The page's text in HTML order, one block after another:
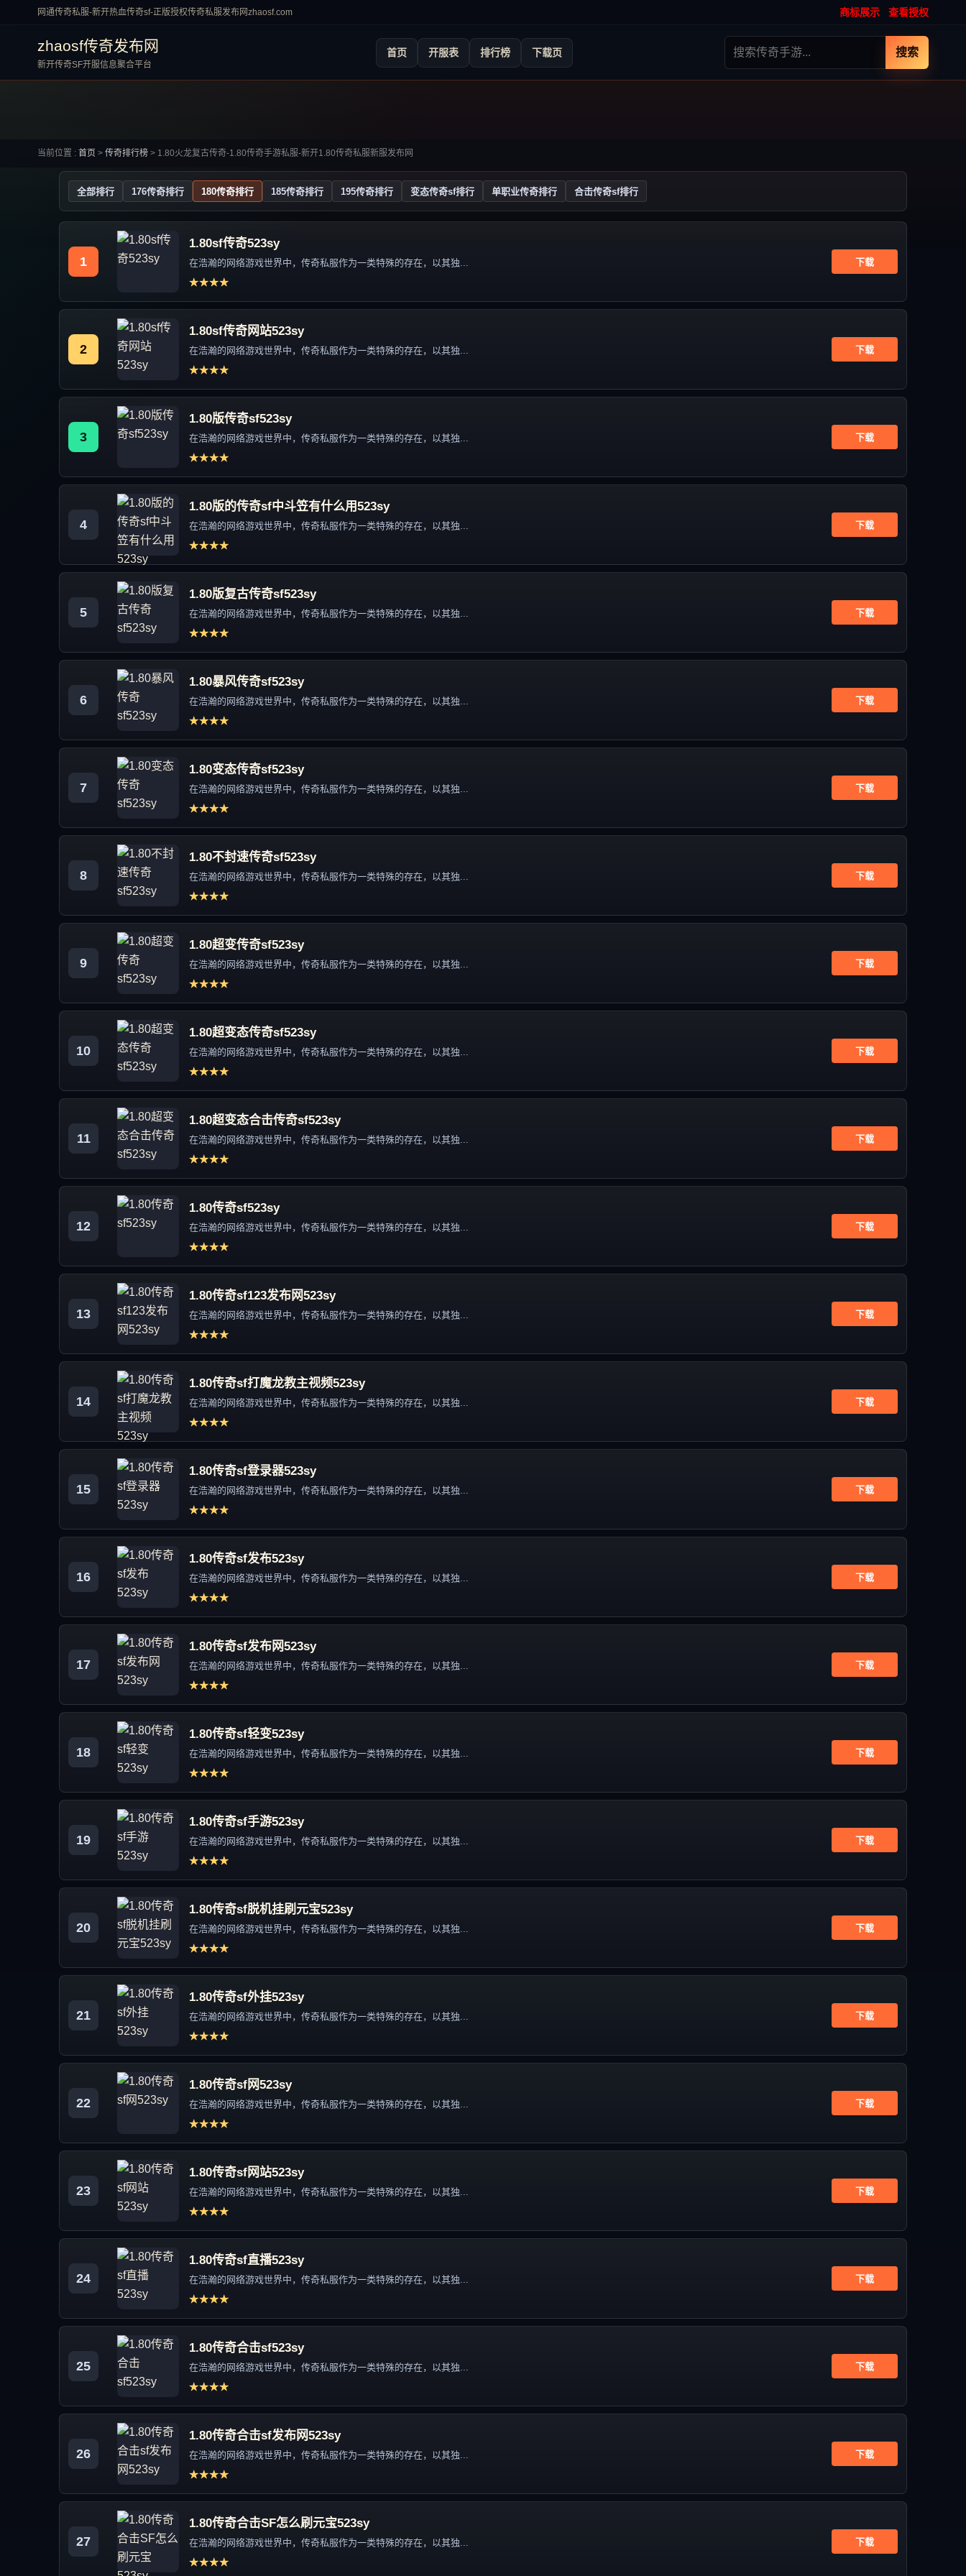
网通传奇私服-新开热血传奇sf-正版授权传奇私服发布网zhaosf.com 商标展示 查看授权
zhaosf传奇发布网
新开传奇SF开服信息聚合平台
首页 开服表 排行榜 下载页 搜索
当前位置 : 首页 > 传奇排行榜 > 1.80火龙复古传奇-1.80传奇手游私服-新开1.80传奇私服新服发布网
全部排行 176传奇排行 180传奇排行 185传奇排行 195传奇排行 变态传奇sf排行 单职业传奇排行 合击传奇sf排行
1
1.80sf传奇523sy
在浩瀚的网络游戏世界中，传奇私服作为一类特殊的存在，以其独...
★★★★
下载
2
1.80sf传奇网站523sy
在浩瀚的网络游戏世界中，传奇私服作为一类特殊的存在，以其独...
★★★★
下载
3
1.80版传奇sf523sy
在浩瀚的网络游戏世界中，传奇私服作为一类特殊的存在，以其独...
★★★★
下载
4
1.80版的传奇sf中斗笠有什么用523sy
在浩瀚的网络游戏世界中，传奇私服作为一类特殊的存在，以其独...
★★★★
下载
5
1.80版复古传奇sf523sy
在浩瀚的网络游戏世界中，传奇私服作为一类特殊的存在，以其独...
★★★★
下载
6
1.80暴风传奇sf523sy
在浩瀚的网络游戏世界中，传奇私服作为一类特殊的存在，以其独...
★★★★
下载
7
1.80变态传奇sf523sy
在浩瀚的网络游戏世界中，传奇私服作为一类特殊的存在，以其独...
★★★★
下载
8
1.80不封速传奇sf523sy
在浩瀚的网络游戏世界中，传奇私服作为一类特殊的存在，以其独...
★★★★
下载
9
1.80超变传奇sf523sy
在浩瀚的网络游戏世界中，传奇私服作为一类特殊的存在，以其独...
★★★★
下载
10
1.80超变态传奇sf523sy
在浩瀚的网络游戏世界中，传奇私服作为一类特殊的存在，以其独...
★★★★
下载
11
1.80超变态合击传奇sf523sy
在浩瀚的网络游戏世界中，传奇私服作为一类特殊的存在，以其独...
★★★★
下载
12
1.80传奇sf523sy
在浩瀚的网络游戏世界中，传奇私服作为一类特殊的存在，以其独...
★★★★
下载
13
1.80传奇sf123发布网523sy
在浩瀚的网络游戏世界中，传奇私服作为一类特殊的存在，以其独...
★★★★
下载
14
1.80传奇sf打魔龙教主视频523sy
在浩瀚的网络游戏世界中，传奇私服作为一类特殊的存在，以其独...
★★★★
下载
15
1.80传奇sf登录器523sy
在浩瀚的网络游戏世界中，传奇私服作为一类特殊的存在，以其独...
★★★★
下载
16
1.80传奇sf发布523sy
在浩瀚的网络游戏世界中，传奇私服作为一类特殊的存在，以其独...
★★★★
下载
17
1.80传奇sf发布网523sy
在浩瀚的网络游戏世界中，传奇私服作为一类特殊的存在，以其独...
★★★★
下载
18
1.80传奇sf轻变523sy
在浩瀚的网络游戏世界中，传奇私服作为一类特殊的存在，以其独...
★★★★
下载
19
1.80传奇sf手游523sy
在浩瀚的网络游戏世界中，传奇私服作为一类特殊的存在，以其独...
★★★★
下载
20
1.80传奇sf脱机挂刷元宝523sy
在浩瀚的网络游戏世界中，传奇私服作为一类特殊的存在，以其独...
★★★★
下载
21
1.80传奇sf外挂523sy
在浩瀚的网络游戏世界中，传奇私服作为一类特殊的存在，以其独...
★★★★
下载
22
1.80传奇sf网523sy
在浩瀚的网络游戏世界中，传奇私服作为一类特殊的存在，以其独...
★★★★
下载
23
1.80传奇sf网站523sy
在浩瀚的网络游戏世界中，传奇私服作为一类特殊的存在，以其独...
★★★★
下载
24
1.80传奇sf直播523sy
在浩瀚的网络游戏世界中，传奇私服作为一类特殊的存在，以其独...
★★★★
下载
25
1.80传奇合击sf523sy
在浩瀚的网络游戏世界中，传奇私服作为一类特殊的存在，以其独...
★★★★
下载
26
1.80传奇合击sf发布网523sy
在浩瀚的网络游戏世界中，传奇私服作为一类特殊的存在，以其独...
★★★★
下载
27
1.80传奇合击SF怎么刷元宝523sy
在浩瀚的网络游戏世界中，传奇私服作为一类特殊的存在，以其独...
★★★★
下载